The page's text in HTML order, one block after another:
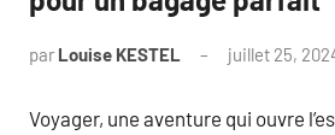
par Louise KESTEL juillet 25,
Voyager, une aventure qui ouvre